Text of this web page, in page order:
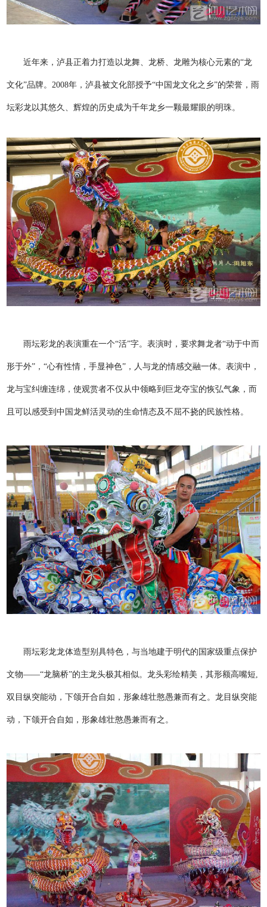
近年来，泸县正着力打造以龙舞、龙桥、龙雕为核心元素的“龙
文化”品牌。2008年，泸县被文化部授予“中国龙文化之乡”的荣誉，雨
坛彩龙以其悠久、辉煌的历史成为千年龙乡一颗最耀眼的明珠。
雨坛彩龙的表演重在一个“活”字。表演时，要求舞龙者“动于中而
形于外”，“心有性情，手显神色”，人与龙的情感交融一体。表演中，
龙与宝纠缠连绵，使观赏者不仅从中领略到巨龙夺宝的恢弘气象，而
且可以感受到中国龙鲜活灵动的生命情态及不屈不挠的民族性格。
雨坛彩龙龙体造型别具特色，与当地建于明代的国家级重点保护
文物——“龙脑桥”的主龙头极其相似。龙头彩绘精美，其形额高嘴短,
双目纵突能动，下颌开合自如，形象雄壮憨愚兼而有之。龙目纵突能
动，下颌开合自如，形象雄壮憨愚兼而有之。